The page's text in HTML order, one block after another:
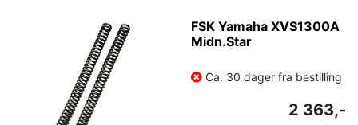
FSK Yamaha XVS1300A
Midn.Star
Ca. 30 dager fra bestilling
2 363,-